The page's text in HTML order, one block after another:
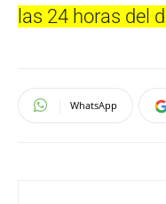
las 24 horas del
WhatsApp